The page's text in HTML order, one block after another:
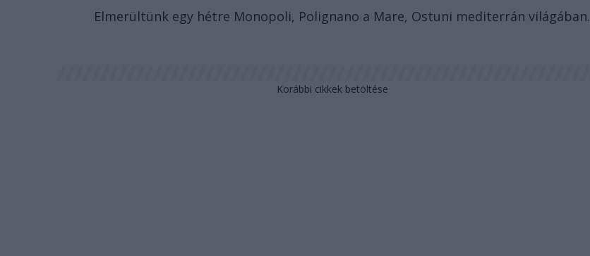
Elmerültünk egy hétre Monopoli, Polignano a Mare, Ostuni mediterrán világában.
Korábbi cikkek betöltése